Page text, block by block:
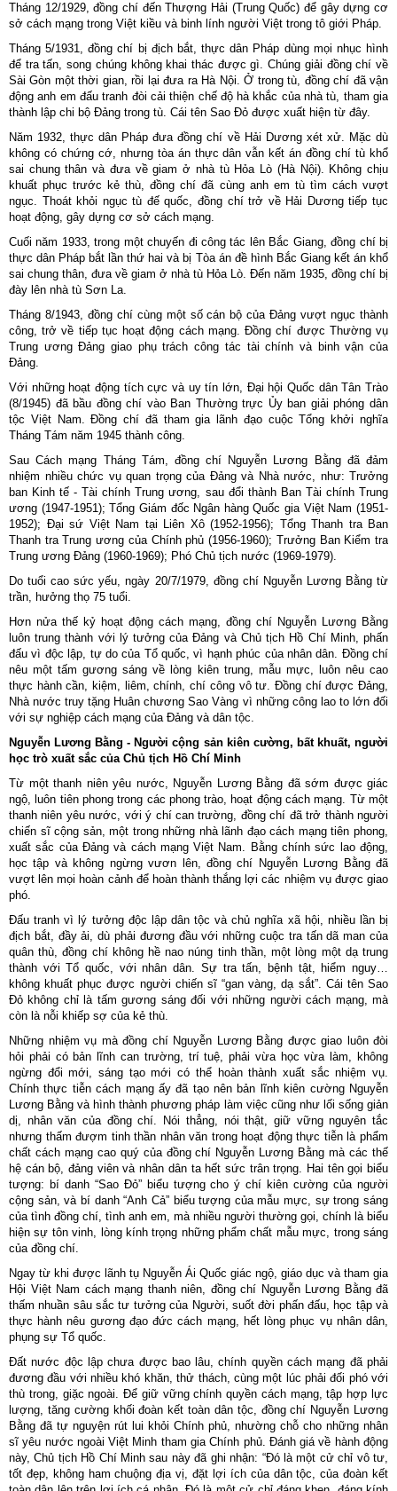
Tháng 12/1929, đồng chí đến Thượng Hải (Trung Quốc) để gây dựng cơ
sở cách mạng trong Việt kiều và binh lính người Việt trong tô giới Pháp.
Tháng 5/1931, đồng chí bị địch bắt, thực dân Pháp dùng mọi nhục hình
để tra tấn, song chúng không khai thác được gì. Chúng giải đồng chí về
Sài Gòn một thời gian, rồi lại đưa ra Hà Nội. Ở trong tù, đồng chí đã vận
động anh em đấu tranh đòi cải thiện chế độ hà khắc của nhà tù, tham gia
thành lập chi bộ Đảng trong tù. Cái tên Sao Đỏ được xuất hiện từ đây.
Năm 1932, thực dân Pháp đưa đồng chí về Hải Dương xét xử. Mặc dù
không có chứng cớ, nhưng tòa án thực dân vẫn kết án đồng chí tù khổ
sai chung thân và đưa về giam ở nhà tù Hỏa Lò (Hà Nội). Không chịu
khuất phục trước kẻ thù, đồng chí đã cùng anh em tù tìm cách vượt
ngục. Thoát khỏi ngục tù đế quốc, đồng chí trở về Hải Dương tiếp tục
hoạt động, gây dựng cơ sở cách mạng.
Cuối năm 1933, trong một chuyến đi công tác lên Bắc Giang, đồng chí bị
thực dân Pháp bắt lần thứ hai và bị Tòa án đề hình Bắc Giang kết án khổ
sai chung thân, đưa về giam ở nhà tù Hỏa Lò. Đến năm 1935, đồng chí bị
đày lên nhà tù Sơn La.
Tháng 8/1943, đồng chí cùng một số cán bộ của Đảng vượt ngục thành
công, trở về tiếp tục hoạt động cách mạng. Đồng chí được Thường vụ
Trung ương Đảng giao phụ trách công tác tài chính và binh vận của
Đảng.
Với những hoạt động tích cực và uy tín lớn, Đại hội Quốc dân Tân Trào
(8/1945) đã bầu đồng chí vào Ban Thường trực Ủy ban giải phóng dân
tộc Việt Nam. Đồng chí đã tham gia lãnh đạo cuộc Tổng khởi nghĩa
Tháng Tám năm 1945 thành công.
Sau Cách mạng Tháng Tám, đồng chí Nguyễn Lương Bằng đã đảm
nhiệm nhiều chức vụ quan trọng của Đảng và Nhà nước, như: Trưởng
ban Kinh tế - Tài chính Trung ương, sau đổi thành Ban Tài chính Trung
ương (1947-1951); Tổng Giám đốc Ngân hàng Quốc gia Việt Nam (1951-
1952); Đại sứ Việt Nam tại Liên Xô (1952-1956); Tổng Thanh tra Ban
Thanh tra Trung ương của Chính phủ (1956-1960); Trưởng Ban Kiểm tra
Trung ương Đảng (1960-1969); Phó Chủ tịch nước (1969-1979).
Do tuổi cao sức yếu, ngày 20/7/1979, đồng chí Nguyễn Lương Bằng từ
trần, hưởng thọ 75 tuổi.
Hơn nửa thế kỷ hoạt động cách mạng, đồng chí Nguyễn Lương Bằng
luôn trung thành với lý tưởng của Đảng và Chủ tịch Hồ Chí Minh, phấn
đấu vì độc lập, tự do của Tổ quốc, vì hạnh phúc của nhân dân. Đồng chí
nêu một tấm gương sáng về lòng kiên trung, mẫu mực, luôn nêu cao
thực hành cần, kiệm, liêm, chính, chí công vô tư. Đồng chí được Đảng,
Nhà nước truy tặng Huân chương Sao Vàng vì những công lao to lớn đối
với sự nghiệp cách mạng của Đảng và dân tộc.
Nguyễn Lương Bằng - Người cộng sản kiên cường, bất khuất, người
học trò xuất sắc của Chủ tịch Hồ Chí Minh
Từ một thanh niên yêu nước, Nguyễn Lương Bằng đã sớm được giác
ngộ, luôn tiên phong trong các phong trào, hoạt động cách mạng. Từ một
thanh niên yêu nước, với ý chí can trường, đồng chí đã trở thành người
chiến sĩ cộng sản, một trong những nhà lãnh đạo cách mạng tiên phong,
xuất sắc của Đảng và cách mạng Việt Nam. Bằng chính sức lao động,
học tập và không ngừng vươn lên, đồng chí Nguyễn Lương Bằng đã
vượt lên mọi hoàn cảnh để hoàn thành thắng lợi các nhiệm vụ được giao
phó.
Đấu tranh vì lý tưởng độc lập dân tộc và chủ nghĩa xã hội, nhiều lần bị
địch bắt, đầy ải, dù phải đương đầu với những cuộc tra tấn dã man của
quân thù, đồng chí không hề nao núng tinh thần, một lòng một dạ trung
thành với Tổ quốc, với nhân dân. Sự tra tấn, bệnh tật, hiểm nguy…
không khuất phục được người chiến sĩ “gan vàng, dạ sắt”. Cái tên Sao
Đỏ không chỉ là tấm gương sáng đối với những người cách mạng, mà
còn là nỗi khiếp sợ của kẻ thù.
Những nhiệm vụ mà đồng chí Nguyễn Lương Bằng được giao luôn đòi
hỏi phải có bản lĩnh can trường, trí tuệ, phải vừa học vừa làm, không
ngừng đổi mới, sáng tạo mới có thể hoàn thành xuất sắc nhiệm vụ.
Chính thực tiễn cách mạng ấy đã tạo nên bản lĩnh kiên cường Nguyễn
Lương Bằng và hình thành phương pháp làm việc cũng như lối sống giản
dị, nhân văn của đồng chí. Nói thẳng, nói thật, giữ vững nguyên tắc
nhưng thấm đượm tinh thần nhân văn trong hoạt động thực tiễn là phẩm
chất cách mạng cao quý của đồng chí Nguyễn Lương Bằng mà các thế
hệ cán bộ, đảng viên và nhân dân ta hết sức trân trọng. Hai tên gọi biểu
tượng: bí danh “Sao Đỏ” biểu tượng cho ý chí kiên cường của người
cộng sản, và bí danh “Anh Cả” biểu tượng của mẫu mực, sự trong sáng
của tình đồng chí, tình anh em, mà nhiều người thường gọi, chính là biểu
hiện sự tôn vinh, lòng kính trọng những phẩm chất mẫu mực, trong sáng
của đồng chí.
Ngay từ khi được lãnh tụ Nguyễn Ái Quốc giác ngộ, giáo dục và tham gia
Hội Việt Nam cách mạng thanh niên, đồng chí Nguyễn Lương Bằng đã
thấm nhuần sâu sắc tư tưởng của Người, suốt đời phấn đấu, học tập và
thực hành nêu gương đạo đức cách mạng, hết lòng phục vụ nhân dân,
phụng sự Tổ quốc.
Đất nước độc lập chưa được bao lâu, chính quyền cách mạng đã phải
đương đầu với nhiều khó khăn, thử thách, cùng một lúc phải đối phó với
thù trong, giặc ngoài. Để giữ vững chính quyền cách mạng, tập hợp lực
lượng, tăng cường khối đoàn kết toàn dân tộc, đồng chí Nguyễn Lương
Bằng đã tự nguyện rút lui khỏi Chính phủ, nhường chỗ cho những nhân
sĩ yêu nước ngoài Việt Minh tham gia Chính phủ. Đánh giá về hành động
này, Chủ tịch Hồ Chí Minh sau này đã ghi nhận: “Đó là một cử chỉ vô tư,
tốt đẹp, không ham chuộng địa vị, đặt lợi ích của dân tộc, của đoàn kết